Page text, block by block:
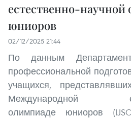
естественно-научной
юниоров
02/12/2025 21:44
По данным
профессиональной
учащихся,
Международной
олимпиаде юниоров